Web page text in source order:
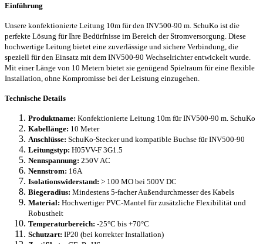
Einführung
Unsere konfektionierte Leitung 10m für den INV500-90 m. SchuKo ist die
perfekte Lösung für Ihre Bedürfnisse im Bereich der Stromversorgung. Diese
hochwertige Leitung bietet eine zuverlässige und sichere Verbindung, die
speziell für den Einsatz mit dem INV500-90 Wechselrichter entwickelt wurde.
Mit einer Länge von 10 Metern bietet sie genügend Spielraum für eine flexible
Installation, ohne Kompromisse bei der Leistung einzugehen.
Technische Details
Produktname: Konfektionierte Leitung 10m für INV500-90 m. SchuKo
Kabellänge: 10 Meter
Anschlüsse: SchuKo-Stecker und kompatible Buchse für INV500-90
Leitungstyp: H05VV-F 3G1.5
Nennspannung: 250V AC
Nennstrom: 16A
Isolationswiderstand: > 100 MO bei 500V DC
Biegeradius: Mindestens 5-facher Außendurchmesser des Kabels
Material: Hochwertiger PVC-Mantel für zusätzliche Flexibilität und
Robustheit
Temperaturbereich: -25°C bis +70°C
Schutzart: IP20 (bei korrekter Installation)